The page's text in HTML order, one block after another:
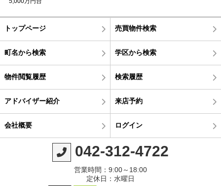
トップページ 売買物件検索
町名から検索 学区から検索
物件閲覧履歴 検索履歴
アドバイザー紹介 来店予約
会社概要 ログイン
042-312-4722
営業時間：9:00～18:00
定休日：水曜日